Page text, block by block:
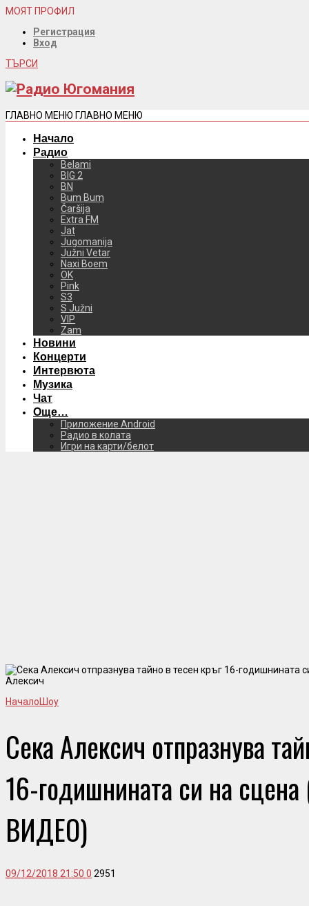
МОЯТ ПРОФИЛ
Регистрация
Вход
ТЪРСИ
ГЛАВНО МЕНЮ ГЛАВНО МЕНЮ
Начало
Радио
Belami
BIG 2
BN
Bum Bum
Čaršija
Extra FM
Jat
Jugomanija
Južni Vetar
Naxi Boem
OK
Pink
S3
S Južni
VIP
Zam
Новини
Концерти
Интервюта
Музика
Чат
Още…
Приложение Android
Радио в колата
Игри на карти/белот
Алексич
НачалоШоу
Сека Алексич отпразнува
16-годишнината си на
ВИДЕО)
09/12/2018 21:50 0 2951